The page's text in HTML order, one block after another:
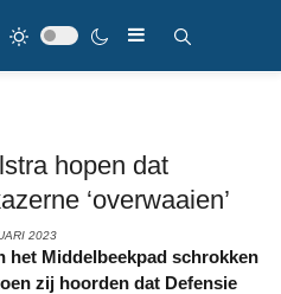
hopen dat
‘overwaaien’
2023
zij hoorden dat Defensie